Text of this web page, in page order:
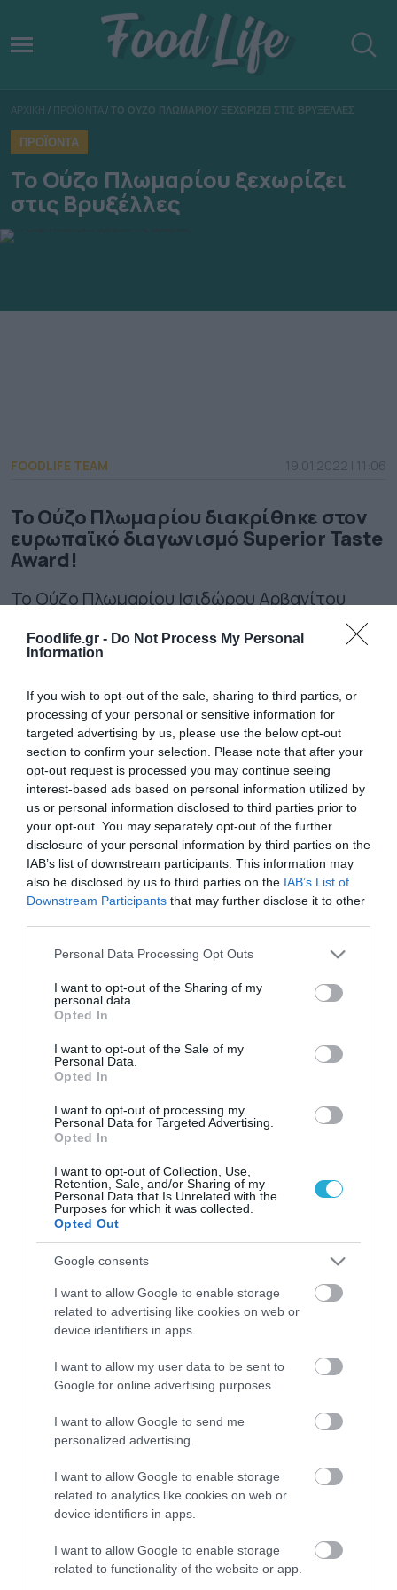
Foodlife.gr - Do Not Process My Personal
Information
If you wish to opt-out of the sale, sharing to third parties, or
processing of your personal or sensitive information for
targeted advertising by us, please use the below opt-out
section to confirm your selection. Please note that after your
opt-out request is processed you may continue seeing
interest-based ads based on personal information utilized by
us or personal information disclosed to third parties prior to
your opt-out. You may separately opt-out of the further
disclosure of your personal information by third parties on the
IAB’s list of downstream participants. This information may
also be disclosed by us to third parties on the IAB’s List of
Downstream Participants that may further disclose it to other
Please note that this website/app uses one or more Google
not limited to your visit or usage behaviour. You may click to
grant or deny consent to Google and its third-party tags to
use your data for below specified purposes in below Google
consent section.
Personal Data Processing Opt Outs
I want to opt-out of the Sharing of my
personal data.
Opted In
I want to opt-out of the Sale of my
Personal Data.
Opted In
I want to opt-out of processing my
Personal Data for Targeted Advertising.
Opted In
I want to opt-out of Collection, Use,
Retention, Sale, and/or Sharing of my
Personal Data that Is Unrelated with the
Purposes for which it was collected.
Opted Out
Google consents
I want to allow Google to enable storage
related to advertising like cookies on web or
device identifiers in apps.
I want to allow my user data to be sent to
Google for online advertising purposes.
I want to allow Google to send me
personalized advertising.
I want to allow Google to enable storage
related to analytics like cookies on web or
device identifiers in apps.
I want to allow Google to enable storage
related to functionality of the website or app.
ΑΡΧΙΚΗ / ΠΡΟΪΟΝΤΑ / ΤΟ ΟΥΖΟ ΠΛΩΜΑΡΙΟΥ ΞΕΧΩΡΙΖΕΙ ΣΤΙΣ ΒΡΥΞΕΛΛΕΣ
ΠΡΟΪΟΝΤΑ
Το Ούζο Πλωμαρίου ξεχωρίζει
στις Βρυξέλλες
FOODLIFE TEAM 19.01.2022 | 11:06
To Ούζο Πλωμαρίου διακρίθηκε στον
ευρωπαϊκό διαγωνισμό Superior Taste
Award!
To Ούζο Πλωμαρίου Ισιδώρου Αρβανίτου
μετέφερε άρωμα Αιγαίου και ελληνικό ήλιο
στην Ευρώπη και κέρδισε τις εντυπώσεις. Για
δεύτερη φορά, το πλέον χαρακτηριστικό
εθνικό απόσταγμα συμμετείχε στον
ευρωπαϊκό διαγωνισμό SuperiorTaste Award
όπου και διακρίθηκε λαμβάνοντας 2 αστέρια
(**).
Superior Taste Award: To Ούζο Πλωμαρίου
ξανά στην κορυφή
Ο διαγωνισμός Superior Taste Award
διεξάγεται στις Βρυξέλλες, υπό την αιγίδα
του κορυφαίου ανεξάρτητου Διεθνούς
Ινστιτούτου Γεύσης και Ποιότητας (iTQi).
Αξίζει να τονισθεί ότι η διαδικασία
αξιολόγησης περιλαμβάνει δοκιμές κριτών,
με την λεγόμενη «τυφλή» μέθοδο, χωρίς
δηλαδή να φαίνεται ποιο προϊόν
αξιολογείται. Η διάκριση για το Ούζο
Πλωμαρίου προήλθε μετά από αυστηρότατες
διαδικασίες αξιολόγησης και γευσιγνωσίας
από επαγγελματίες ειδικούς στη γεύση και
στον κλάδο των ποτών, μέλη των πιο
διάσημων Ενώσεων Chef & Sommelier από
ότι οι λάτρεις της ελληνικής παράδοσης και
των ελληνικών αρωμάτων δεν βρίσκονται
μόνο εντός Ελλάδος.
Η διάκριση του Ούζου Πλωμαρίου με το
βραβείο Ανώτερης Γεύσης είναι μείζονος
σημασίας, καθώς πρόκειται για μια διάκριση
που αναγνωρίζεται ολοένα και περισσότερο